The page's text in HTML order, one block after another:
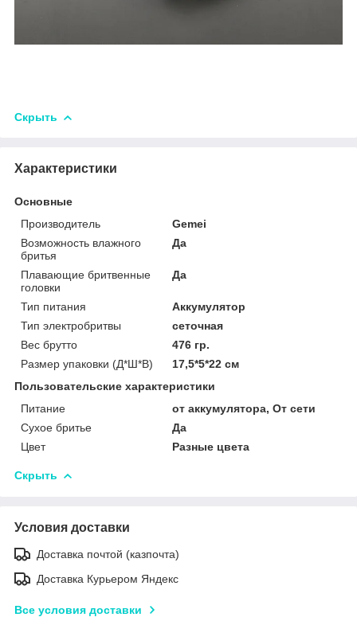
Скрыть
Характеристики
Основные
Производитель
Gemei
Возможность влажного
бритья
Да
Плавающие бритвенные
головки
Да
Тип питания
Аккумулятор
Тип электробритвы
сеточная
Вес брутто
476 гр.
Размер упаковки (Д*Ш*В)
17,5*5*22 см
Пользовательские характеристики
Питание
от аккумулятора, От сети
Сухое бритье
Да
Цвет
Разные цвета
Скрыть
Условия доставки
Доставка почтой (казпочта)
Доставка Курьером Яндекс
Все условия доставки